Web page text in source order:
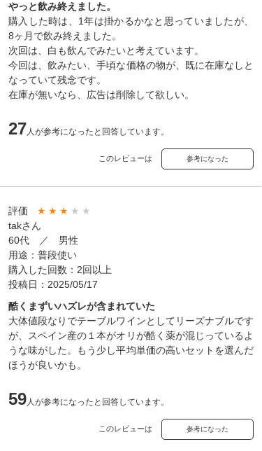
やっと飲み終えました。
購入した時は、1年は掛かるかなと思っていましたが、
8ヶ月で飲み終えました。
次回は、白も飲んでみたいと考えています。
今回は、飲みたい、手頃な価格の物が、既に在庫なしと
なっていて残念です。
在庫が無いなら、広告は削除して欲しい。
27人が参考になったと回答しています。
このレビューは 参考になった
評価 ★ ★ ★ ★ ★
takさん
60代 ／ 男性
用途：普段使い
購入した回数：2回以上
投稿日：2025/05/17
酷くまずいハズレが含まれていた
大体値段なりでテーブルワインとしてリーズナブルです
が、スペイン産の１本がオリが酷く薬が混じっているよ
うな味がした。もう少し平均単価の高いセットを選んだ
ほうが良いかも。
59人が参考になったと回答しています。
このレビューは 参考になった